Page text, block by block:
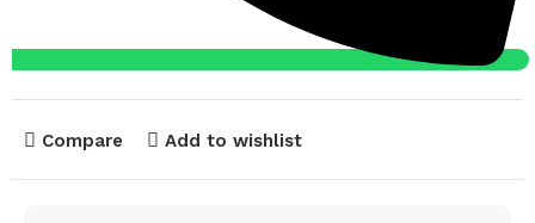
Compare Add to wishlist